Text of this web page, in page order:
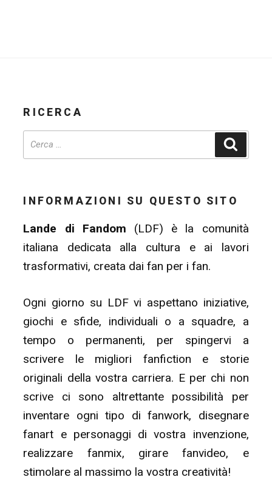
RICERCA
INFORMAZIONI SU QUESTO SITO
Lande di Fandom (LDF) è la comunità
italiana dedicata alla cultura e ai lavori
trasformativi, creata dai fan per i fan.
Ogni giorno su LDF vi aspettano iniziative,
giochi e sfide, individuali o a squadre, a
tempo o permanenti, per spingervi a
scrivere le migliori fanfiction e storie
originali della vostra carriera. E per chi non
scrive ci sono altrettante possibilità per
inventare ogni tipo di fanwork, disegnare
fanart e personaggi di vostra invenzione,
realizzare fanmix, girare fanvideo, e
stimolare al massimo la vostra creatività!